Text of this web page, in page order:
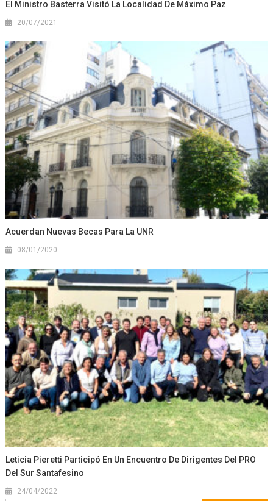
El Ministro Basterra Visitó La Localidad De Máximo Paz
20/07/2021
Acuerdan Nuevas Becas Para La UNR
08/01/2020
Leticia Pieretti Participó En Un Encuentro De Dirigentes Del PRO
Del Sur Santafesino
24/04/2022